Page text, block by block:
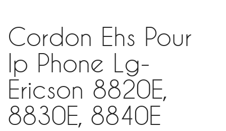
Cordon Ehs Pour
Ip Phone Lg-
Ericson 8820E,
8830E, 8840E